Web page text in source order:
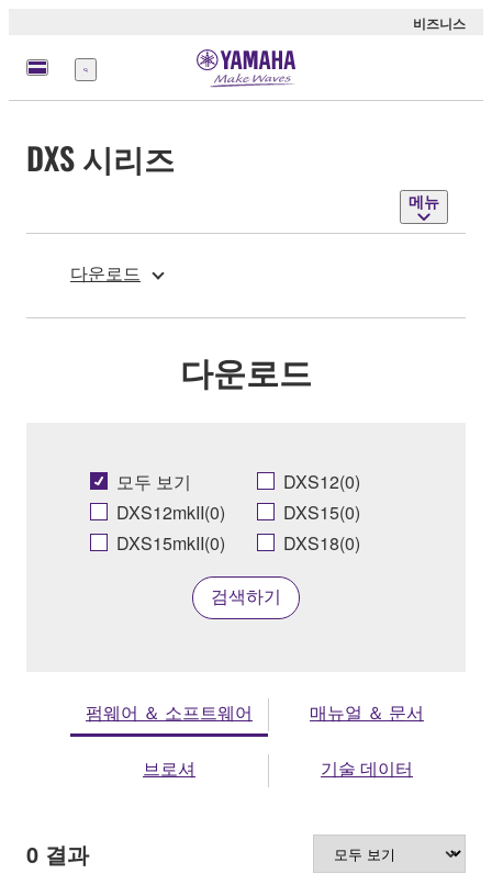
비즈니스
메
뉴
DXS 시리즈
메뉴
다운로드
다운로드
모두 보기
DXS12(0)
DXS12mkII(0)
DXS15(0)
DXS15mkII(0)
DXS18(0)
검색하기
펌웨어 ＆ 소프트웨어 매뉴얼 ＆ 문서
브로셔 기술 데이터
0 결과